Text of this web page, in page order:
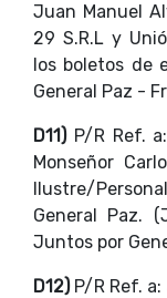
Juan Manuel
29 S.R.L y
los boletos de
General Paz -
D11)P/R Ref. a:
Monseñor
Ilustre/
General Paz.
Juntos por
D12)P/R Ref.